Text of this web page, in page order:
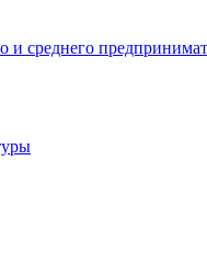
среднего